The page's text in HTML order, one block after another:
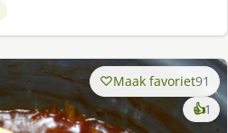
Maak favoriet91
👍1